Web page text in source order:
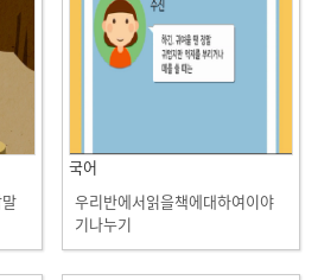
국어
우리반에서읽을책에대하여이야
기나누기